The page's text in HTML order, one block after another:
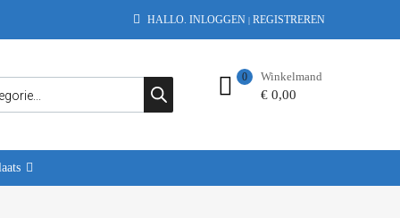
HALLO. INLOGGEN | REGISTREREN
Winkelmand
€ 0,00
0